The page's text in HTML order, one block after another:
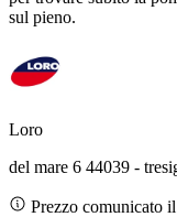
sul pieno.
Loro
del mare 6 44039 -
Prezzo comunicato il